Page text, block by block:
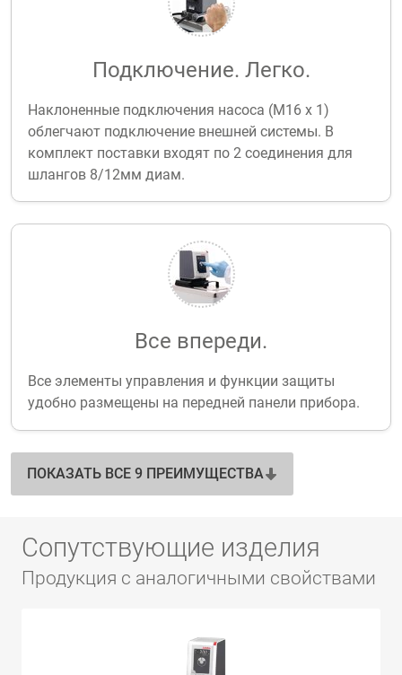
Подключение. Легко.
Наклоненные подключения насоса (М16 х 1)
облегчают подключение внешней системы. В
комплект поставки входят по 2 соединения для
шлангов 8/12мм диам.
Все впереди.
Все элементы управления и функции защиты
удобно размещены на передней панели прибора.
ПОКАЗАТЬ ВСЕ 9 ПРЕИМУЩЕСТВА
Сопутствующие изделия
Продукция с аналогичными свойствами